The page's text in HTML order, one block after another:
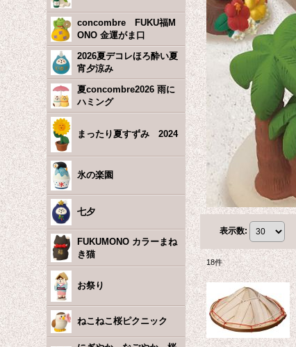
concombre FUKU福M
ONO 金運がま口
2026夏デコレほろ酔い夏
宵夕涼み
夏concombre2026 雨に
ハミング
まったり夏すずみ 2024
氷の楽園
七夕
FUKUMONO カラーまね
き猫
お祭り
ねこねこ桜ピクニック
表示数:
18件